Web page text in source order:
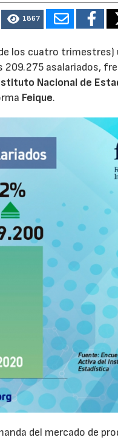
1867
los cuatro
asalariados,
Nacional de
Feique.
del mercado de